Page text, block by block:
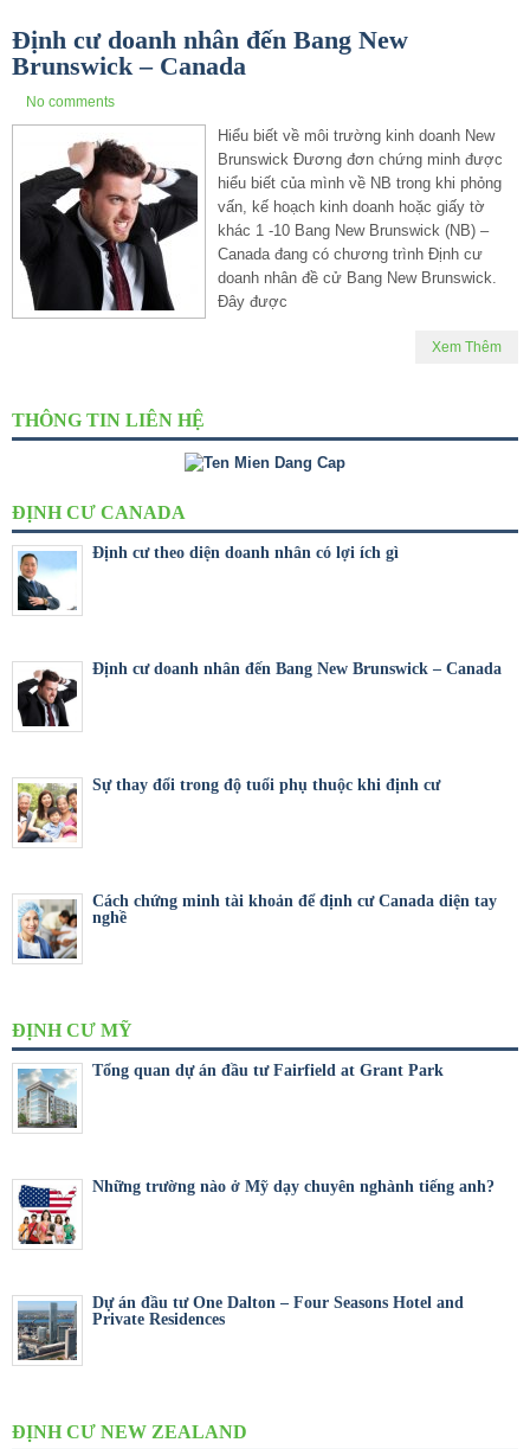
Định cư doanh nhân đến Bang New
Brunswick – Canada
No comments
Hiểu biết về môi trường kinh doanh New
Brunswick Đương đơn chứng minh được
hiểu biết của mình về NB trong khi phỏng
vấn, kế hoạch kinh doanh hoặc giấy tờ
khác 1 -10 Bang New Brunswick (NB) –
Canada đang có chương trình Định cư
doanh nhân đề cử Bang New Brunswick.
Đây được
Xem Thêm
THÔNG TIN LIÊN HỆ
ĐỊNH CƯ CANADA
Định cư theo diện doanh nhân có lợi ích gì
Định cư doanh nhân đến Bang New Brunswick – Canada
Sự thay đổi trong độ tuổi phụ thuộc khi định cư
Cách chứng minh tài khoản để định cư Canada diện tay
nghề
ĐỊNH CƯ MỸ
Tổng quan dự án đầu tư Fairfield at Grant Park
Những trường nào ở Mỹ dạy chuyên nghành tiếng anh?
Dự án đầu tư One Dalton – Four Seasons Hotel and
Private Residences
ĐỊNH CƯ NEW ZEALAND